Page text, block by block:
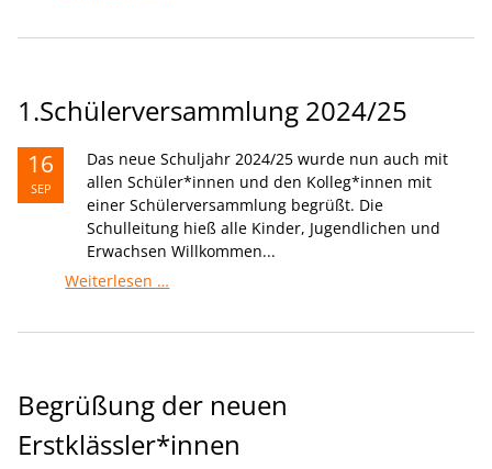
1.Schülerversammlung 2024/25
16
SEP
Das neue Schuljahr 2024/25 wurde nun auch mit
allen Schüler*innen und den Kolleg*innen mit
einer Schülerversammlung begrüßt. Die
Schulleitung hieß alle Kinder, Jugendlichen und
Erwachsen Willkommen...
Weiterlesen …
Begrüßung der neuen
Erstklässler*innen